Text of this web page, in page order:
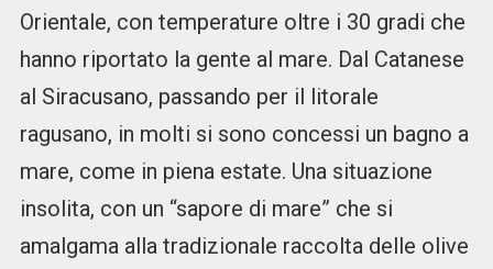
Orientale, con temperature oltre i 30 gradi che
hanno riportato la gente al mare. Dal Catanese
al Siracusano, passando per il litorale
ragusano, in molti si sono concessi un bagno a
mare, come in piena estate. Una situazione
insolita, con un “sapore di mare” che si
amalgama alla tradizionale raccolta delle olive